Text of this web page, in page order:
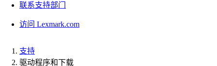
联系支持部门
访问 Lexmark.com
支持
驱动程序和下载